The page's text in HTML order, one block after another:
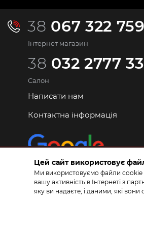
38 067 322
Інтернет магазин
38 032 2777
Салон
Написати нам
Контактна інформація
Цей сайт використовує
Ми використовуємо файли cookie
вашу активність в Інтернеті з
яку ви надаєте, і даними, які